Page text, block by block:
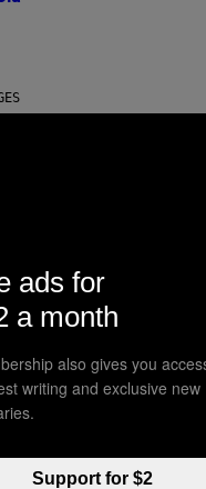
Still Pick
Way
ads for
a month
also gives you
writing and exclusive new
Support for $2